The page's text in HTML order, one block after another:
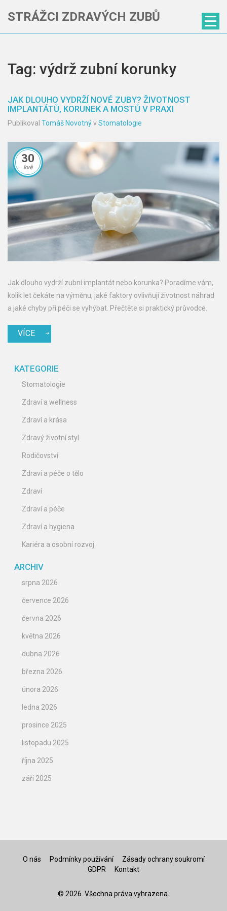
STRÁŽCI ZDRAVÝCH ZUBŮ
Tag: výdrž zubní korunky
JAK DLOUHO VYDRŽÍ NOVÉ ZUBY? ŽIVOTNOST
IMPLANTÁTŮ, KORUNEK A MOSTŮ V PRAXI
Publikoval Tomáš NovotnývStomatologie
30
kvě
Jak dlouho vydrží zubní implantát nebo korunka? Poradíme vám,
kolik let čekáte na výměnu, jaké faktory ovlivňují životnost náhrad
a jaké chyby při péči se vyhýbat. Přečtěte si praktický průvodce.
VÍCE
KATEGORIE
Stomatologie
Zdraví a wellness
Zdraví a krása
Zdravý životní styl
Rodičovství
Zdraví a péče o tělo
Zdraví
Zdraví a péče
Zdraví a hygiena
Kariéra a osobní rozvoj
ARCHIV
srpna 2026
července 2026
června 2026
května 2026
dubna 2026
března 2026
února 2026
ledna 2026
prosince 2025
listopadu 2025
října 2025
září 2025
O nás Podmínky používání
Zásady ochrany soukromí
GDPR
Kontakt
© 2026. Všechna práva vyhrazena.